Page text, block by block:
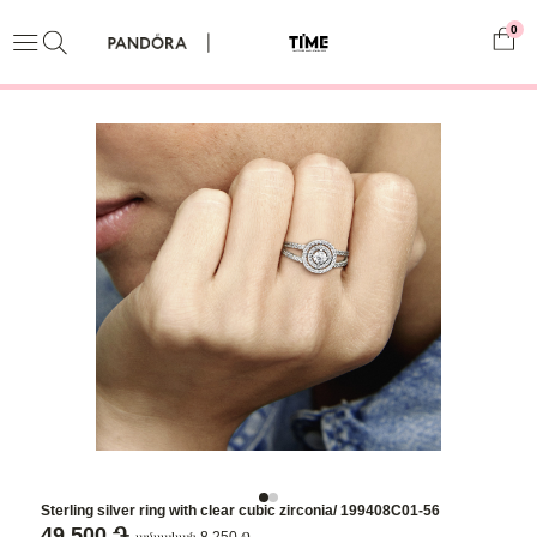
0
Sterling silver ring with clear cubic zirconia/ 199408C01-56